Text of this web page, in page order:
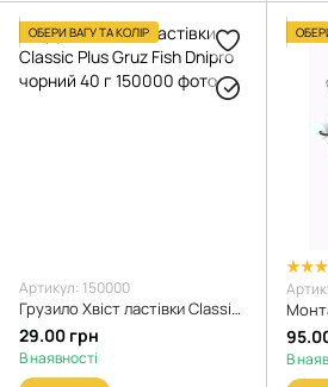
ОБЕРИ ВАГУ ТА КОЛІР
Артикул: 150000
Грузило Хвіст ластівки Classic Plus Gruz Fish Dnipro чорний 40 г
29.00 грн
В наявності В